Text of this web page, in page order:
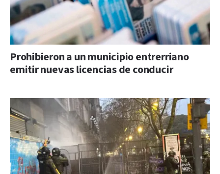
Prohibieron a un municipio entrerriano
emitir nuevas licencias de conducir